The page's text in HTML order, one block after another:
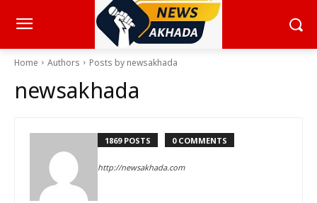
Home Authors Posts by newsakhada
newsakhada
1869 POSTS 0 COMMENTS
http://newsakhada.com